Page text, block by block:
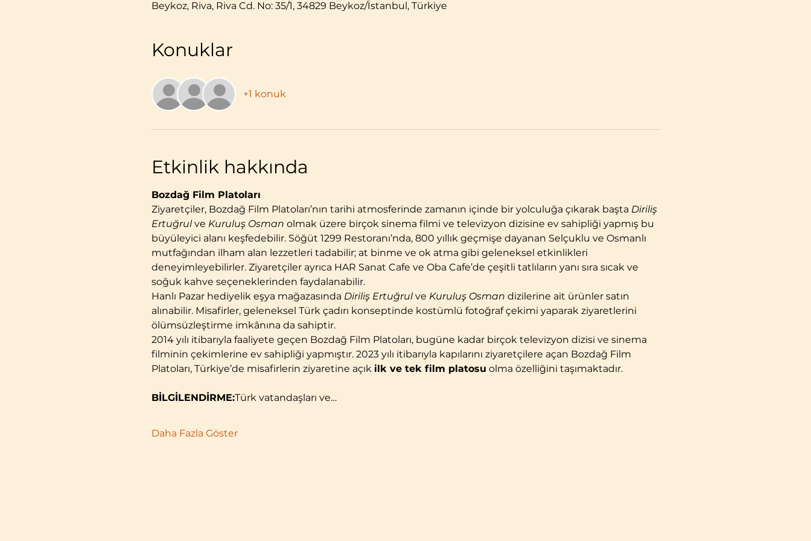
Beykoz, Riva, Riva Cd. No: 35/1, 34829 Beykoz/İstanbul, Türkiye
Konuklar
+1 konuk
Etkinlik hakkında
Bozdağ Film Platoları
Ziyaretçiler, Bozdağ Film Platoları’nın tarihi atmosferinde zamanın içinde bir yolculuğa çıkarak başta Diriliş
Ertuğrul ve Kuruluş Osman olmak üzere birçok sinema filmi ve televizyon dizisine ev sahipliği yapmış bu
büyüleyici alanı keşfedebilir. Söğüt 1299 Restoranı’nda, 800 yıllık geçmişe dayanan Selçuklu ve Osmanlı
mutfağından ilham alan lezzetleri tadabilir; at binme ve ok atma gibi geleneksel etkinlikleri
deneyimleyebilirler. Ziyaretçiler ayrıca HAR Sanat Cafe ve Oba Cafe’de çeşitli tatlıların yanı sıra sıcak ve
soğuk kahve seçeneklerinden faydalanabilir.
Hanlı Pazar hediyelik eşya mağazasında Diriliş Ertuğrul ve Kuruluş Osman dizilerine ait ürünler satın
alınabilir. Misafirler, geleneksel Türk çadırı konseptinde kostümlü fotoğraf çekimi yaparak ziyaretlerini
ölümsüzleştirme imkânına da sahiptir.
2014 yılı itibarıyla faaliyete geçen Bozdağ Film Platoları, bugüne kadar birçok televizyon dizisi ve sinema
filminin çekimlerine ev sahipliği yapmıştır. 2023 yılı itibarıyla kapılarını ziyaretçilere açan Bozdağ Film
Platoları, Türkiye’de misafirlerin ziyaretine açık ilk ve tek film platosu olma özelliğini taşımaktadır.
BİLGİLENDİRME:Türk vatandaşları ve…
Daha Fazla Göster